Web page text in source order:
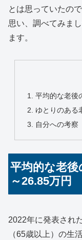
とは思っていたの
思い、調べてみま
ます。
平均的な老後
ゆとりのある
自分への考察
平均的な老
～26.85万円
2022年に発表され
（65歳以上）の生